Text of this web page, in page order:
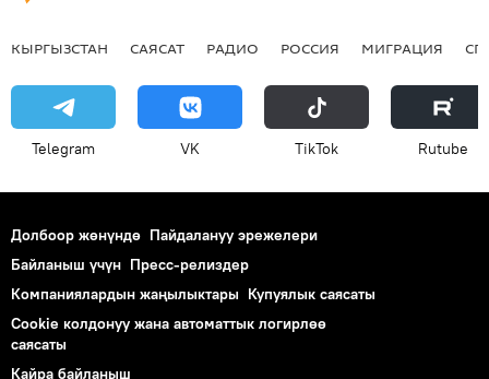
КЫРГЫЗСТАН САЯСАТ РАДИО РОССИЯ МИГРАЦИЯ
Telegram VK ТikТоk Rutube
Долбоор жөнүндө Пайдалануу эрежелери
Байланыш үчүн Пресс-релиздер
Компаниялардын жаңылыктары Купуялык саясаты
Cookie колдонуу жана автоматтык логирлөө
саясаты
Кайра байланыш